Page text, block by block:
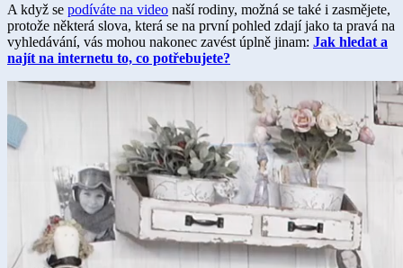
A když se podíváte na video naší rodiny, možná se také i zasmějete,
protože některá slova, která se na první pohled zdají jako ta pravá na
vyhledávání, vás mohou nakonec zavést úplně jinam: Jak hledat a
najít na internetu to, co potřebujete?